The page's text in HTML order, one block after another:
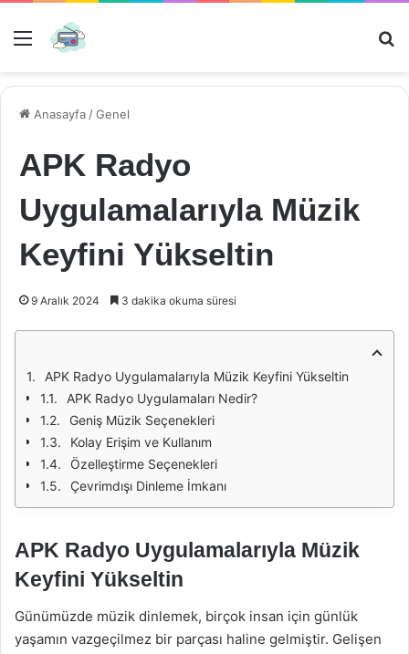
Menü
Anasayfa /Genel
APK Radyo
Uygulamalarıyla Müzik
Keyfini Yükseltin
9 Aralık 2024 3 dakika okuma süresi
APK Radyo Uygulamalarıyla Müzik Keyfini Yükseltin
APK Radyo Uygulamaları Nedir?
Geniş Müzik Seçenekleri
Kolay Erişim ve Kullanım
Özelleştirme Seçenekleri
Çevrimdışı Dinleme İmkanı
APK Radyo Uygulamalarıyla Müzik
Keyfini Yükseltin
Günümüzde müzik dinlemek, birçok insan için günlük
yaşamın vazgeçilmez bir parçası haline gelmiştir. Gelişen